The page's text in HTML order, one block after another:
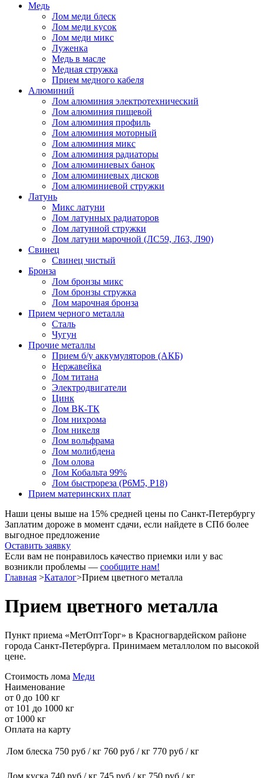
Медь
Лом меди блеск
Лом меди кусок
Лом меди микс
Луженка
Медь в масле
Медная стружка
Прием медного кабеля
Алюминий
Лом алюминия электротехнический
Лом алюминия пищевой
Лом алюминия профиль
Лом алюминия моторный
Лом алюминия микс
Лом алюминия радиаторы
Лом алюминиевых банок
Лом алюминиевых дисков
Лом алюминиевой стружки
Латунь
Микс латуни
Лом латунных радиаторов
Лом латунной стружки
Лом латуни марочной (ЛС59, Л63, Л90)
Свинец
Свинец чистый
Бронза
Лом бронзы микс
Лом бронзы стружка
Лом марочная бронза
Прием черного металла
Сталь
Чугун
Прочие металлы
Прием б/у аккумуляторов (АКБ)
Нержавейка
Лом титана
Электродвигатели
Цинк
Лом ВК-ТК
Лом нихрома
Лом никеля
Лом вольфрама
Лом молибдена
Лом олова
Лом Кобальта 99%
Лом быстрореза (Р6М5, Р18)
Прием материнских плат
Наши цены выше на 15% средней цены по Санкт-Петербургу
Заплатим дороже в момент сдачи, если найдете в СПб более
выгодное предложение
Оставить заявку
Если вам не понравилось качество приемки или у вас
возникли проблемы — сообщите нам!
Главная >Каталог>Прием цветного металла
Прием цветного металла
Пункт приема «МетОптТорг» в Красногвардейском районе
города Санкт-Петербурга. Принимаем металлолом по высокой
цене.
Стоимость лома Меди
Наименование
от 0 до 100 кг
от 101 до 1000 кг
от 1000 кг
Оплата на карту
Лом блеска 750 руб / кг 760 руб / кг 770 руб / кг
Лом куска 740 руб / кг 745 руб / кг 750 руб / кг